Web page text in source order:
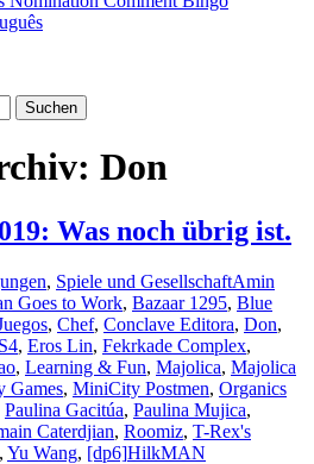
Don
Was noch übrig ist.
, Spiele und GesellschaftAmin
Goes to Work, Bazaar 1295, Blue
, Chef, Conclave Editora, Don,
, Eros Lin, Fekrkade Complex,
, Learning & Fun, Majolica, Majolica
Games, MiniCity Postmen, Organics
Paulina Gacitúa, Paulina Mujica,
Caterdjian, Roomiz, T-Rex's
, Yu Wang, [dp6]HilkMAN